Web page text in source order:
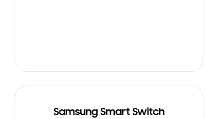
Samsung Smart Switch